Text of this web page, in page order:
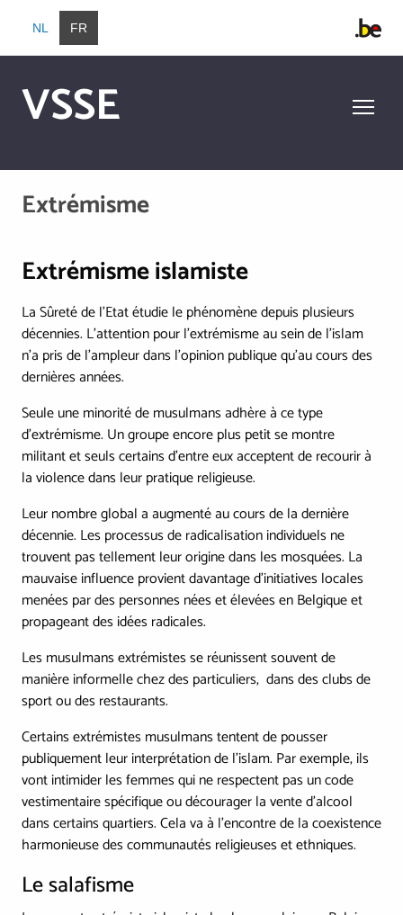
Aller au contenu principal
NL FR
VSSE
Extrémisme
Extrémisme islamiste
La Sûreté de l'Etat étudie le phénomène depuis plusieurs
décennies. L'attention pour l'extrémisme au sein de l'islam
n'a pris de l'ampleur dans l'opinion publique qu'au cours des
dernières années.
Seule une minorité de musulmans adhère à ce type
d'extrémisme. Un groupe encore plus petit se montre
militant et seuls certains d’entre eux acceptent de recourir à
la violence dans leur pratique religieuse.
Leur nombre global a augmenté au cours de la dernière
décennie. Les processus de radicalisation individuels ne
trouvent pas tellement leur origine dans les mosquées. La
mauvaise influence provient davantage d’initiatives locales
menées par des personnes nées et élevées en Belgique et
propageant des idées radicales.
Les musulmans extrémistes se réunissent souvent de
manière informelle chez des particuliers, dans des clubs de
sport ou des restaurants.
Certains extrémistes musulmans tentent de pousser
publiquement leur interprétation de l'islam. Par exemple, ils
vont intimider les femmes qui ne respectent pas un code
vestimentaire spécifique ou décourager la vente d'alcool
dans certains quartiers. Cela va à l’encontre de la coexistence
harmonieuse des communautés religieuses et ethniques.
Le salafisme